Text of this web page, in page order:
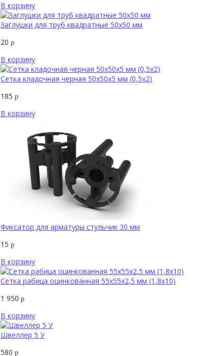
В корзину
Заглушки для труб квадратные 50х50 мм
20 р
В корзину
Сетка кладочная черная 50х50х5 мм (0,5х2)
185 р
В корзину
Фиксатор для арматуры стульчик 30 мм
15 р
В корзину
Сетка рабица оцинкованная 55х55х2,5 мм (1,8х10)
1 950 р
В корзину
Швеллер 5 У
580 р